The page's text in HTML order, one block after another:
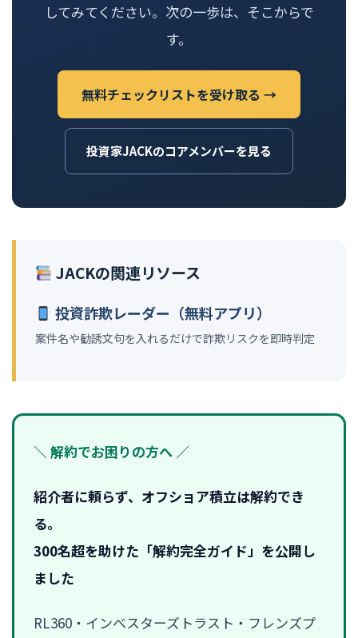
してみてください。次の一歩は、そこからで
す。
無料チェックリストを受け取る →
投資家JACKのコアメンバーを見る
JACKの関連リソース
投資詐欺レーダー（無料アプリ）
案件名や勧誘文句を入れるだけで詐欺リスクを即時判定
＼ 解約でお困りの方へ ／
紹介者に頼らず、オフショア積立は解約でき
る。
300名超を助けた「解約完全ガイド」を公開し
ました
RL360・インベスターズトラスト・フレンズプ